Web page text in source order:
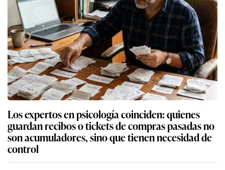
Los expertos en psicología coinciden: quienes
guardan recibos o tickets de compras pasadas no
son acumuladores, sino que tienen necesidad de
control